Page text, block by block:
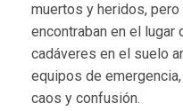
muertos y heridos,
encontraban en el lugar
cadáveres en el suelo
equipos de
caos y confusión.